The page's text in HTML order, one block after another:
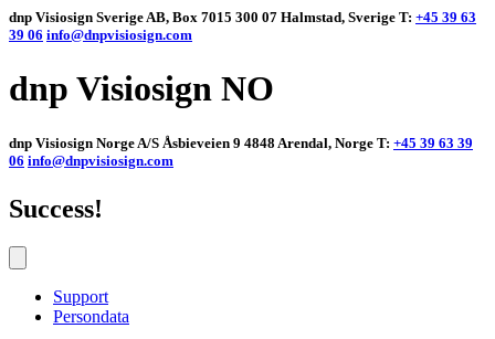
dnp Visiosign Sverige AB, Box 7015 300 07 Halmstad, Sverige T: +45 39 63
39 06 info@dnpvisiosign.com
dnp Visiosign NO
dnp Visiosign Norge A/S Åsbieveien 9 4848 Arendal, Norge T: +45 39 63 39
06 info@dnpvisiosign.com
Success!
Support
Persondata